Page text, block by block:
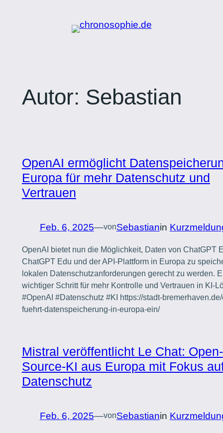
Autor: Sebastian
OpenAI ermöglicht
Europa für mehr Datenschutz und
Vertrauen
Feb. 6, 2025—vonSebastianin
OpenAI bietet nun die Möglichkeit, Daten von ChatGPT
ChatGPT Edu und der API-Plattform in Europa zu
lokalen Datenschutzanforderungen gerecht zu werden.
wichtiger Schritt für mehr Kontrolle und Vertrauen in KI-
#OpenAI #Datenschutz #KI https://stadt-
fuehrt-datenspeicherung-in-europa-ein/
Mistral veröffentlicht Le Chat: Open-
Source-KI aus Europa mit Fokus
Datenschutz
Feb. 6, 2025—vonSebastianin